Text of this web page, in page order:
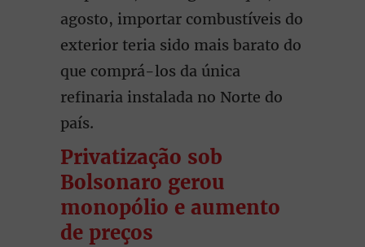
agosto, importar combustíveis do
exterior teria sido mais barato do
que comprá-los da única
refinaria instalada no Norte do
país.
Privatização sob
Bolsonaro gerou
monopólio e aumento
de preços